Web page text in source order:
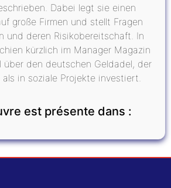
Dabei legt sie einen
große Firmen und stellt Fragen
und deren Risikobereitschaft. In
kürzlich im Manager Magazin
über den deutschen Geldadel, der
als in soziale Projekte investiert.
est présente dans :